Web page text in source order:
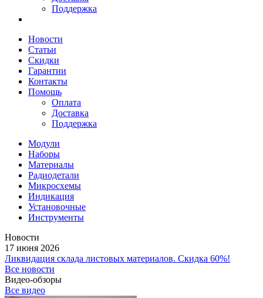
Поддержка
Новости
Статьи
Скидки
Гарантии
Контакты
Помощь
Оплата
Доставка
Поддержка
Модули
Наборы
Материалы
Радиодетали
Микросхемы
Индикация
Установочные
Инструменты
Новости
17 июня 2026
Ликвидация склада листовых материалов. Скидка 60%!
Все новости
Видео-обзоры
Все видео